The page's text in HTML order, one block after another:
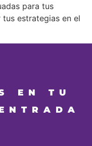
para tus
estrategias en el
EN TU